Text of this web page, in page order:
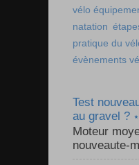
vélo
natation
pratique du
évènements
Test
au gravel ?
Moteur
nouveaute-